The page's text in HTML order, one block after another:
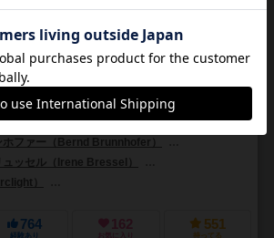
13歳～
の発展を目指せ! 美しいイラストで生まれ変わっ
典。
プロジェクトが成功して出版された、名作ゲー
のオリジナルゲームに加え、市場の要素が追加さ
ファー（Bernd Brunnhofer）
ュッセル（Irene Bressel）
）
764
経験あり
162
お気に入り
551
持ってる